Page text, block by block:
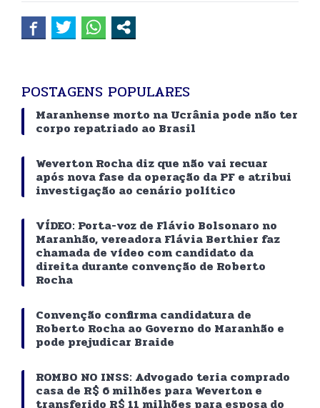
POSTAGENS POPULARES
Maranhense morto na Ucrânia pode não ter
corpo repatriado ao Brasil
Weverton Rocha diz que não vai recuar
após nova fase da operação da PF e atribui
investigação ao cenário político
VÍDEO: Porta-voz de Flávio Bolsonaro no
Maranhão, vereadora Flávia Berthier faz
chamada de vídeo com candidato da
direita durante convenção de Roberto
Rocha
Convenção confirma candidatura de
Roberto Rocha ao Governo do Maranhão e
pode prejudicar Braide
ROMBO NO INSS: Advogado teria comprado
casa de R$ 6 milhões para Weverton e
transferido R$ 11 milhões para esposa do